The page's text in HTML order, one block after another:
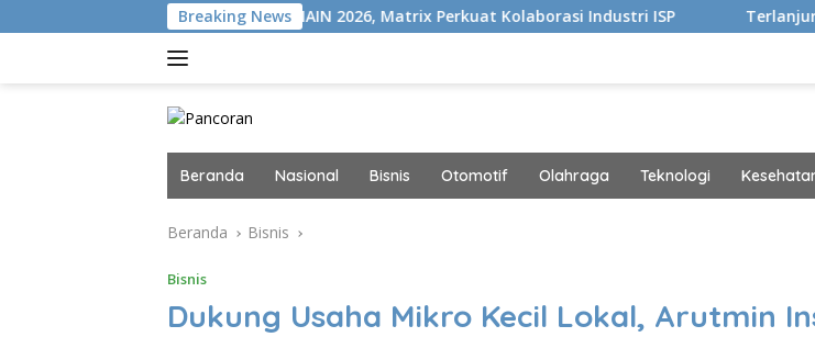
ke
Breaking News
Gelar MAIN 2026, Matrix Perkuat Kolaborasi Industri ISP Terlanjur Andalkan AI,
Beranda Nasional Bisnis Otomotif Olahraga Teknologi
Beranda Bisnis
Bisnis
Dukung Usaha Mikro Kecil Lokal, Arutmin